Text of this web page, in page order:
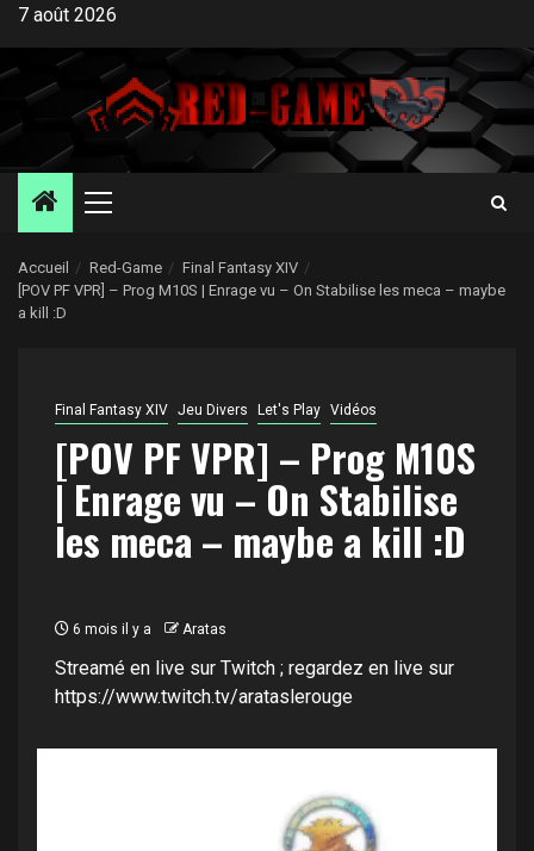
Aller
contenu
7 août 2026
Menu
Accueil Red-Game
Final Fantasy XIV
[POV PF VPR] – Prog M10S | Enrage vu – On Stabilise les meca – maybe
a kill :D
Final Fantasy XIV Jeu Divers Let's Play Vidéos
[POV PF VPR] – Prog M10S
| Enrage vu – On Stabilise
les meca – maybe a kill :D
6 mois il y a Aratas
Streamé en live sur Twitch ; regardez en live sur
https://www.twitch.tv/arataslerouge